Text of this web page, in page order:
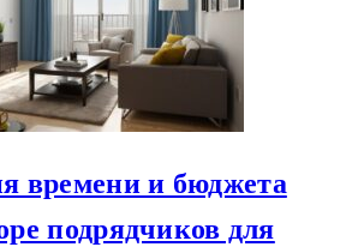
времени и бюджета
подрядчиков для